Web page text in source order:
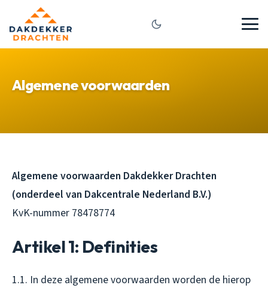
Algemene voorwaarden
Algemene voorwaarden Dakdekker Drachten
(onderdeel van Dakcentrale Nederland B.V.)
KvK-nummer 78478774
Artikel 1: Definities
1.1. In deze algemene voorwaarden worden de hierop